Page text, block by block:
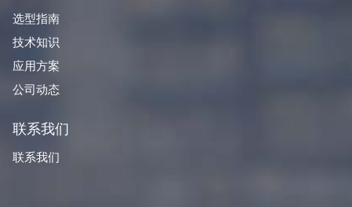
选型指南
技术知识
应用方案
公司动态
联系我们
联系我们